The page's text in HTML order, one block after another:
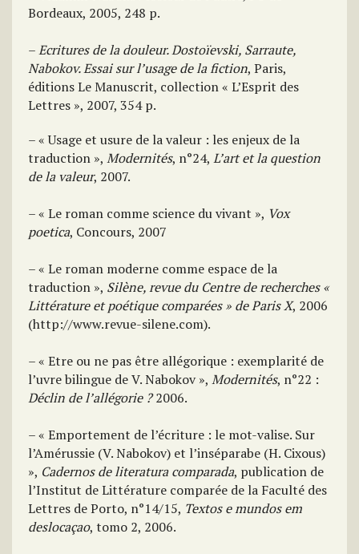
Bordeaux, 2005, 248 p.
–Ecritures de la douleur. Dostoïevski, Sarraute,
Nabokov. Essai sur l’usage de la fiction, Paris,
éditions Le Manuscrit, collection « L’Esprit des
Lettres », 2007, 354 p.
– « Usage et usure de la valeur : les enjeux de la
traduction », Modernités, n°24, L’art et la question
de la valeur, 2007.
– « Le roman comme science du vivant », Vox
poetica, Concours, 2007
– « Le roman moderne comme espace de la
traduction », Silène, revue du Centre de recherches «
Littérature et poétique comparées » de Paris X, 2006
(http://www.revue-silene.com).
– « Etre ou ne pas être allégorique : exemplarité de
l’uvre bilingue de V. Nabokov », Modernités, n°22 :
Déclin de l’allégorie ?2006.
– « Emportement de l’écriture : le mot-valise. Sur
l’Amérussie (V. Nabokov) et l’inséparabe (H. Cixous)
», Cadernos de literatura comparada, publication de
l’Institut de Littérature comparée de la Faculté des
Lettres de Porto, n°14/15, Textos e mundos em
deslocaçao, tomo 2, 2006.